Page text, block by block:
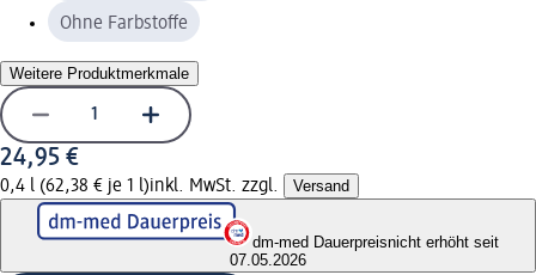
Ohne Farbstoffe
Weitere Produktmerkmale
24,95 €
0,4 l (62,38 € je 1 l)inkl. MwSt. zzgl. Versand
dm-med Dauerpreisnicht erhöht seit
07.05.2026